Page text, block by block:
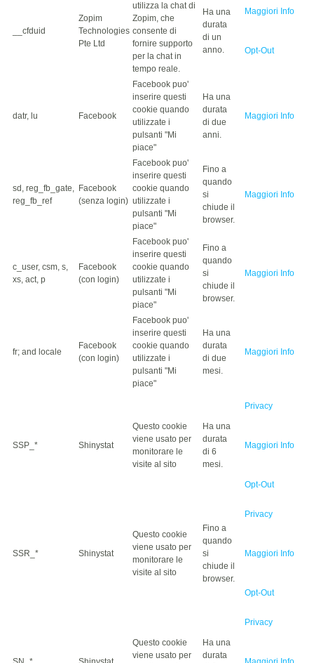
__cfduid
Zopim
Technologies
Pte Ltd
utilizza la chat di
Zopim, che
consente di
fornire supporto
per la chat in
tempo reale.
Ha una
durata
di un
anno.
Maggiori Info
Opt-Out
datr, lu Facebook
Facebook puo'
inserire questi
cookie quando
utilizzate i
pulsanti "Mi
piace"
Ha una
durata
di due
anni.
Maggiori Info
sd, reg_fb_gate,
reg_fb_ref
Facebook
(senza login)
Facebook puo'
inserire questi
cookie quando
utilizzate i
pulsanti "Mi
piace"
Fino a
quando
si
chiude il
browser.
Maggiori Info
c_user, csm, s,
xs, act, p
Facebook
(con login)
Facebook puo'
inserire questi
cookie quando
utilizzate i
pulsanti "Mi
piace"
Fino a
quando
si
chiude il
browser.
Maggiori Info
fr; and locale
Facebook
(con login)
Facebook puo'
inserire questi
cookie quando
utilizzate i
pulsanti "Mi
piace"
Ha una
durata
di due
mesi.
Maggiori Info
SSP_* Shinystat
Questo cookie
viene usato per
monitorare le
visite al sito
Ha una
durata
di 6
mesi.
Privacy
Maggiori Info
Opt-Out
SSR_* Shinystat
Questo cookie
viene usato per
monitorare le
visite al sito
Fino a
quando
si
chiude il
browser.
Privacy
Maggiori Info
Opt-Out
Questo cookie
viene usato per
Ha una
durata
Privacy